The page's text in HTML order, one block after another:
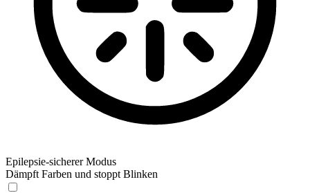
Epilepsie-sicherer Modus
Dämpft Farben und stoppt Blinken